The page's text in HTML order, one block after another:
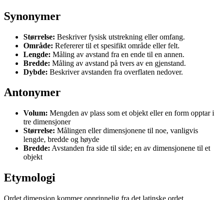
Synonymer
Størrelse: Beskriver fysisk utstrekning eller omfang.
Område: Refererer til et spesifikt område eller felt.
Lengde: Måling av avstand fra en ende til en annen.
Bredde: Måling av avstand på tvers av en gjenstand.
Dybde: Beskriver avstanden fra overflaten nedover.
Antonymer
Volum: Mengden av plass som et objekt eller en form opptar i
tre dimensjoner
Størrelse: Målingen eller dimensjonene til noe, vanligvis
lengde, bredde og høyde
Bredde: Avstanden fra side til side; en av dimensjonene til et
objekt
Etymologi